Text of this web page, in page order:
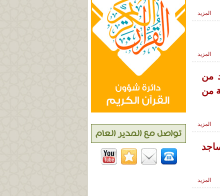
المزيد
المزيد
من
1500 طالب وطالبة من
المزيد
المزيد